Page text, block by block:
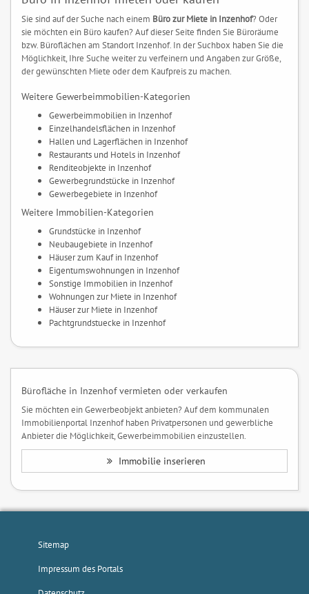
Sie sind auf der Suche nach einem Büro zur Miete in Inzenhof? Oder
sie möchten ein Büro kaufen? Auf dieser Seite finden Sie Büroräume
bzw. Büroflächen am Standort Inzenhof. In der Suchbox haben Sie die
Möglichkeit, Ihre Suche weiter zu verfeinern und Angaben zur Größe,
der gewünschten Miete oder dem Kaufpreis zu machen.
Weitere Gewerbeimmobilien-Kategorien
Gewerbeimmobilien in Inzenhof
Einzelhandelsflächen in Inzenhof
Hallen und Lagerflächen in Inzenhof
Restaurants und Hotels in Inzenhof
Renditeobjekte in Inzenhof
Gewerbegrundstücke in Inzenhof
Gewerbegebiete in Inzenhof
Weitere Immobilien-Kategorien
Grundstücke in Inzenhof
Neubaugebiete in Inzenhof
Häuser zum Kauf in Inzenhof
Eigentumswohnungen in Inzenhof
Sonstige Immobilien in Inzenhof
Wohnungen zur Miete in Inzenhof
Häuser zur Miete in Inzenhof
Pachtgrundstuecke in Inzenhof
Bürofläche in Inzenhof vermieten oder verkaufen
Sie möchten ein Gewerbeobjekt anbieten? Auf dem kommunalen
Immobilienportal Inzenhof haben Privatpersonen und gewerbliche
Anbieter die Möglichkeit, Gewerbeimmobilien einzustellen.
Immobilie inserieren
Sitemap
Impressum des Portals